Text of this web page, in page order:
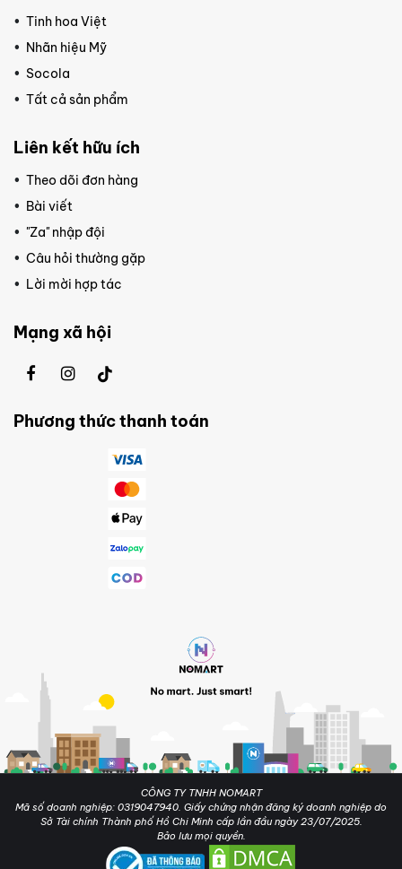
Tinh hoa Việt
Nhãn hiệu Mỹ
Socola
Tất cả sản phẩm
Liên kết hữu ích
Theo dõi đơn hàng
Bài viết
"Za" nhập đội
Câu hỏi thường gặp
Lời mời hợp tác
Mạng xã hội
Phương thức thanh toán
CÔNG TY TNHH NOMART
Mã số doanh nghiệp: 0319047940. Giấy chứng nhận đăng ký doanh nghiệp do
Sở Tài chính Thành phố Hồ Chi Minh cấp lần đầu ngày 23/07/2025.
Bảo lưu mọi quyền.